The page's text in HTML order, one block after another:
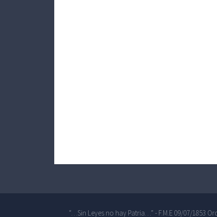
“…Sin Leyes no hay Patria…” - F.M.E 09/07/1853